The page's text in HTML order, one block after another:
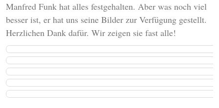
Manfred Funk hat alles festgehalten. Aber was noch viel
besser ist, er hat uns seine Bilder zur Verfügung gestellt.
Herzlichen Dank dafür. Wir zeigen sie fast alle!